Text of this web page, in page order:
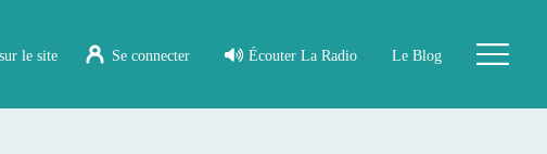
le site Se connecter Écouter La Radio Le Blog